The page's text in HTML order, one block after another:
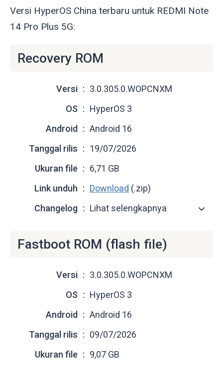
Versi HyperOS China terbaru untuk REDMI Note
14 Pro Plus 5G:
Recovery ROM
Versi
3.0.305.0.WOPCNXM
OS
HyperOS 3
Android
Android 16
Tanggal rilis
19/07/2026
Ukuran file
6,71 GB
Link unduh
Download (.zip)
Changelog
Lihat selengkapnya
Fastboot ROM (flash file)
Versi
3.0.305.0.WOPCNXM
OS
HyperOS 3
Android
Android 16
Tanggal rilis
09/07/2026
Ukuran file
9,07 GB